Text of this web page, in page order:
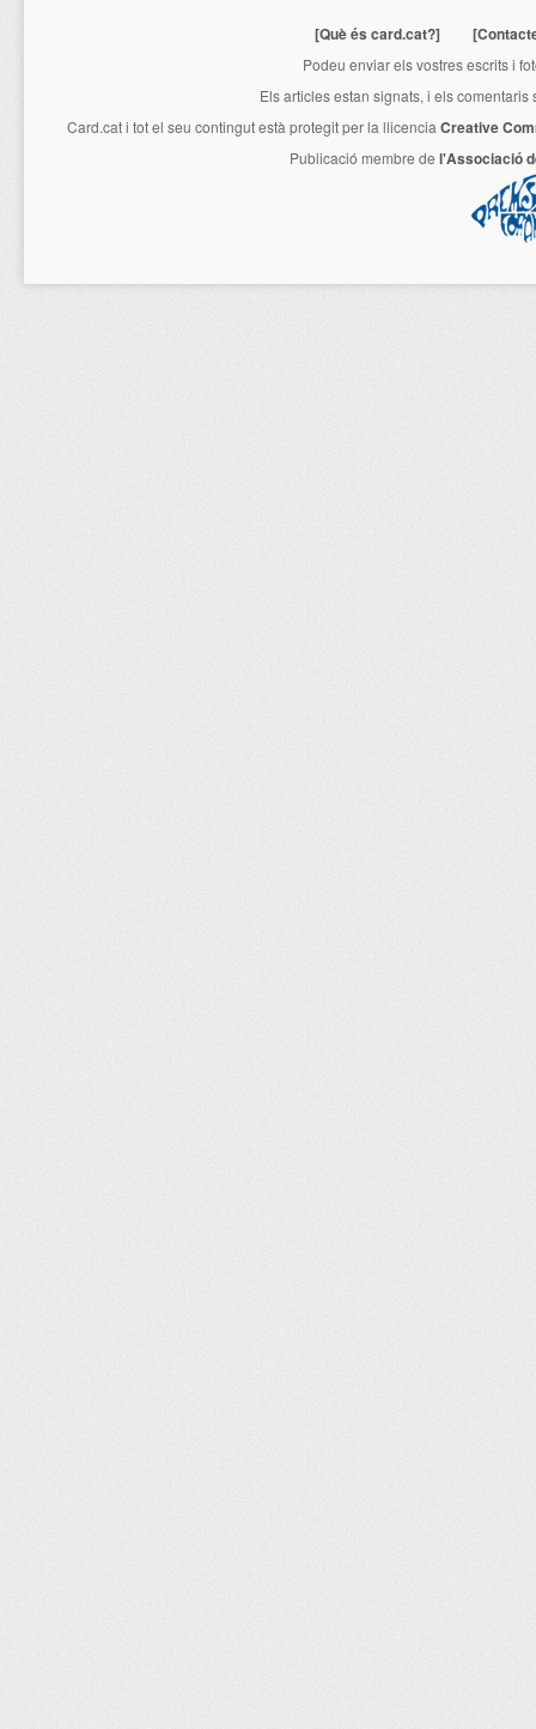
[Què és card.cat?]
Podeu enviar els vostres escrits i
Els articles estan signats, i els
Card.cati tot el seu contingut està protegit per la llicencia Creative
Publicació membre de l'Associació